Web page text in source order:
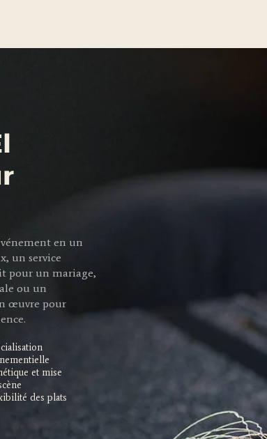
en un
un service
pour un mariage,
ou un
œuvre pour
et mise
des plats